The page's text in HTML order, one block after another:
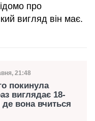
про
вигляд він має.
21:48
покинула
виглядає 18-
де вона вчиться